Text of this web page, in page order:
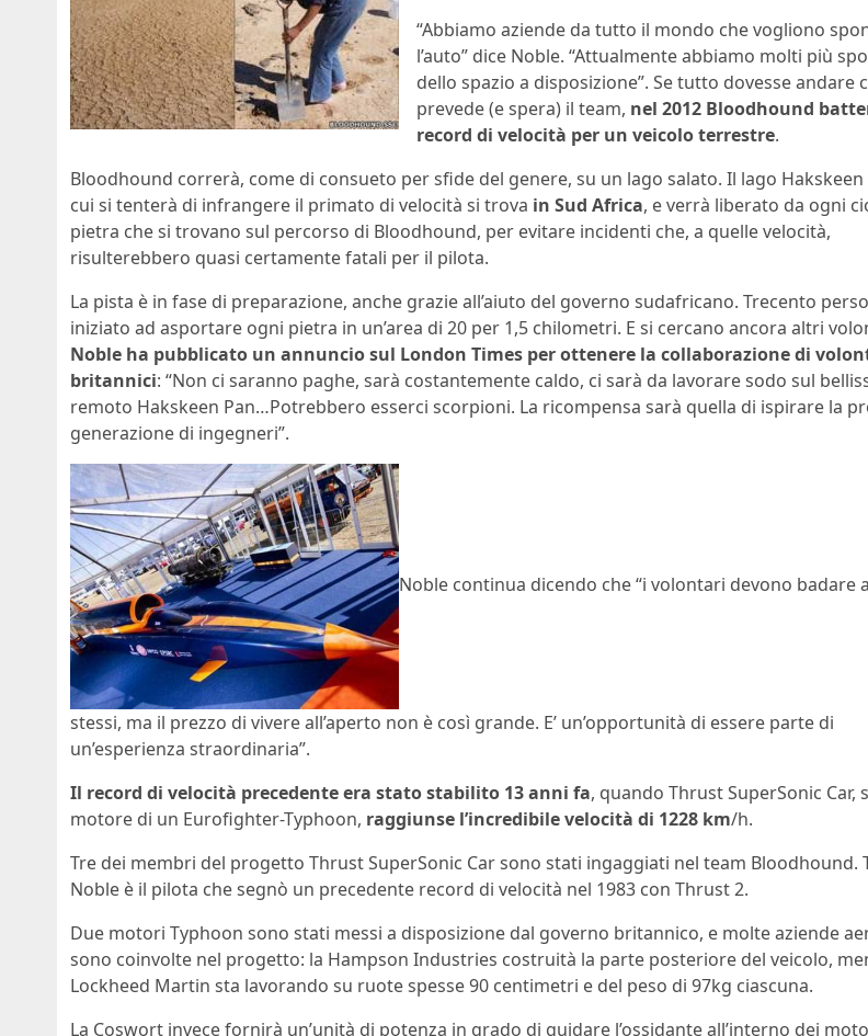
“Abbiamo aziende da tutto il mondo che vogliono
l’auto” dice Noble. “Attualmente abbiamo molti più
dello spazio a disposizione”. Se tutto dovesse andare
prevede (e spera) il team, nel 2012 Bloodhound
record di velocità per un veicolo terrestre.
Bloodhound correrà, come di consueto per sfide del genere, su un lago salato. Il lago Hakskeen
cui si tenterà di infrangere il primato di velocità si trova in Sud Africa, e verrà liberato da ogni
pietra che si trovano sul percorso di Bloodhound, per evitare incidenti che, a quelle velocità,
risulterebbero quasi certamente fatali per il pilota.
La pista è in fase di preparazione, anche grazie all’aiuto del governo sudafricano. Trecento
iniziato ad asportare ogni pietra in un’area di 20 per 1,5 chilometri. E si cercano ancora altri
Noble ha pubblicato un annuncio sul London Times per ottenere la collaborazione di
britannici: “Non ci saranno paghe, sarà costantemente caldo, ci sarà da lavorare sodo sul
remoto Hakskeen Pan…Potrebbero esserci scorpioni. La ricompensa sarà quella di ispirare la
generazione di ingegneri”.
Noble continua dicendo che “i volontari devono badare
stessi, ma il prezzo di vivere all’aperto non è così grande. E’ un’opportunità di essere parte di
un’esperienza straordinaria”.
Il record di velocità precedente era stato stabilito 13 anni fa, quando Thrust SuperSonic Car,
motore di un Eurofighter-Typhoon, raggiunse l’incredibile velocità di 1228 km/h.
Tre dei membri del progetto Thrust SuperSonic Car sono stati ingaggiati nel team Bloodhound.
Noble è il pilota che segnò un precedente record di velocità nel 1983 con Thrust 2.
Due motori Typhoon sono stati messi a disposizione dal governo britannico, e molte aziende
sono coinvolte nel progetto: la Hampson Industries costruità la parte posteriore del veicolo,
Lockheed Martin sta lavorando su ruote spesse 90 centimetri e del peso di 97kg ciascuna.
La Coswort invece fornirà un’unità di potenza in grado di guidare l’ossidante all’interno dei